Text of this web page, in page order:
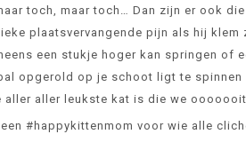
toch, maar toch… Dan zijn er ook
plaatsvervangende pijn als hij
een stukje hoger kan springen of
opgerold op je schoot ligt te
aller aller leukste kat is die we ooooooit
#happykittenmom voor wie alle